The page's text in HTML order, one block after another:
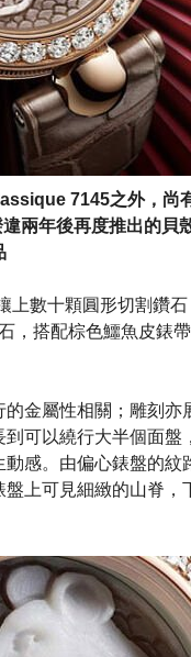
7145之外，尚
兩年後再度推出的貝
上數十顆圓形切割鑽
，搭配棕色鱷魚皮錶
金屬性相關；雕刻亦
可以繞行大半個面盤
感。由偏心錶盤的紋
上可見細緻的山脊，